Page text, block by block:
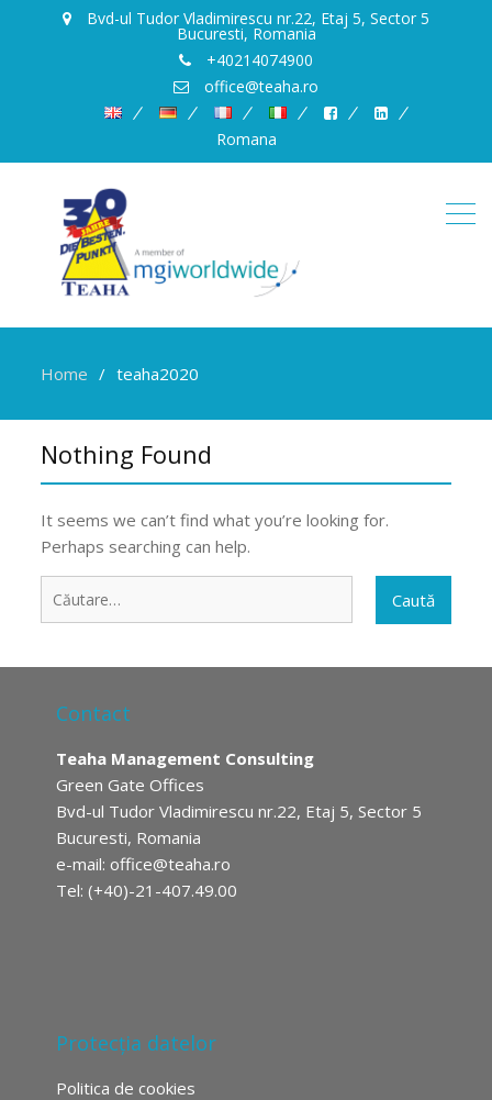
Bvd-ul Tudor Vladimirescu nr.22, Etaj 5, Sector 5
Bucuresti, Romania
+40214074900
office@teaha.ro
Romana
Home teaha2020
Nothing Found
It seems we can’t find what you’re looking for.
Perhaps searching can help.
Caută
Contact
Teaha Management Consulting
Green Gate Offices
Bvd-ul Tudor Vladimirescu nr.22, Etaj 5, Sector 5
Bucuresti, Romania
e-mail: office@teaha.ro
Tel: (+40)-21-407.49.00
Protecția datelor
Politica de cookies